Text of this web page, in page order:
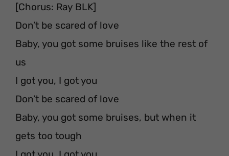
[Chorus: Ray BLK]
Don’t be scared of love
Baby, you got some bruises like the rest of
us
I got you, I got you
Don’t be scared of love
Baby, you got some bruises, but when it
gets too tough